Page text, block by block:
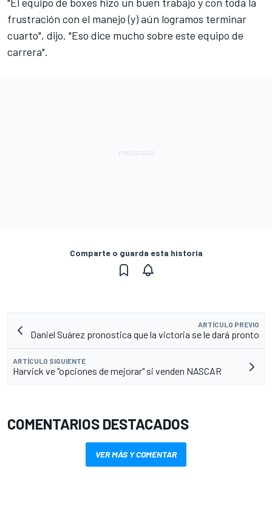
frustración con el manejo (y) aún logramos terminar
cuarto", dijo. "Eso dice mucho sobre este equipo de
carrera".
Comparte o guarda esta historia
ARTÍCULO PREVIO
Daniel Suárez pronostica que la victoria se le dará pronto
ARTÍCULO SIGUIENTE
Harvick ve "opciones de mejorar" si venden NASCAR
COMENTARIOS DESTACADOS
VER MÁS Y COMENTAR